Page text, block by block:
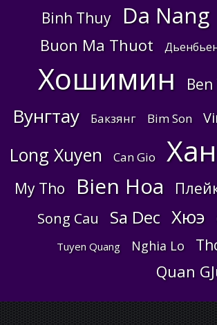
Binh Thuy Da Nang
Buon Ma Thuot
Хошимин
Вунгтау Бакзянг Bim Son
Long Xuyen Can Gio
My Tho Bien Hoa
Song Cau Sa Dec Хюэ
Tuyen Quang Nghia Lo
Quan